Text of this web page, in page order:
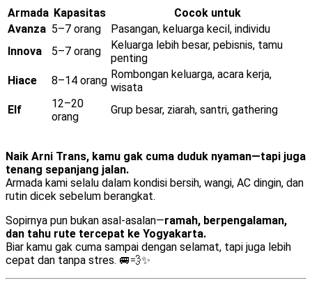
Armada Kapasitas
Cocok untuk
Avanza 5–7 orang
Pasangan, keluarga kecil, individu
Innova
5–7 orang
Keluarga lebih besar, pebisnis, tamu
penting
Hiace
8–14 orang Rombongan keluarga, acara kerja,
wisata
Elf
12–20
orang
Grup besar, ziarah, santri, gathering
Naik Arni Trans, kamu gak cuma duduk nyaman—tapi juga
tenang sepanjang jalan.
Armada kami selalu dalam kondisi bersih, wangi, AC dingin, dan
rutin dicek sebelum berangkat.
Sopirnya pun bukan asal-asalan—ramah, berpengalaman,
dan tahu rute tercepat ke Yogyakarta.
Biar kamu gak cuma sampai dengan selamat, tapi juga lebih
cepat dan tanpa stres. 🚐💨✨